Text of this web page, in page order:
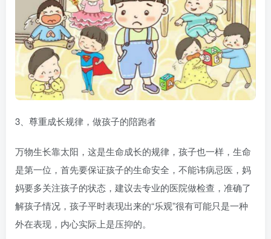
3、尊重成长规律，做孩子的陪跑者
万物生长靠太阳，这是生命成长的规律，孩子也一样，生命
是第一位，首先要保证孩子的生命安全，不能讳病忌医，妈
妈要多关注孩子的状态，建议去专业的医院做检查，准确了
解孩子情况，孩子平时表现出来的“乐观”很有可能只是一种
外在表现，内心实际上是压抑的。